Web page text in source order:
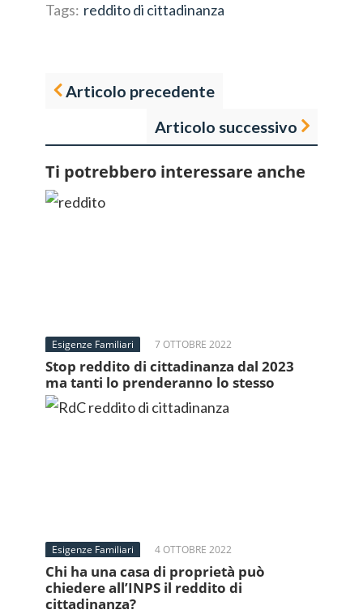
Tags: reddito di cittadinanza
Articolo precedente
Articolo successivo
Ti potrebbero interessare anche
Esigenze Familiari 7 OTTOBRE 2022
Stop reddito di cittadinanza dal 2023
ma tanti lo prenderanno lo stesso
Esigenze Familiari 4 OTTOBRE 2022
Chi ha una casa di proprietà può
chiedere all’INPS il reddito di
cittadinanza?